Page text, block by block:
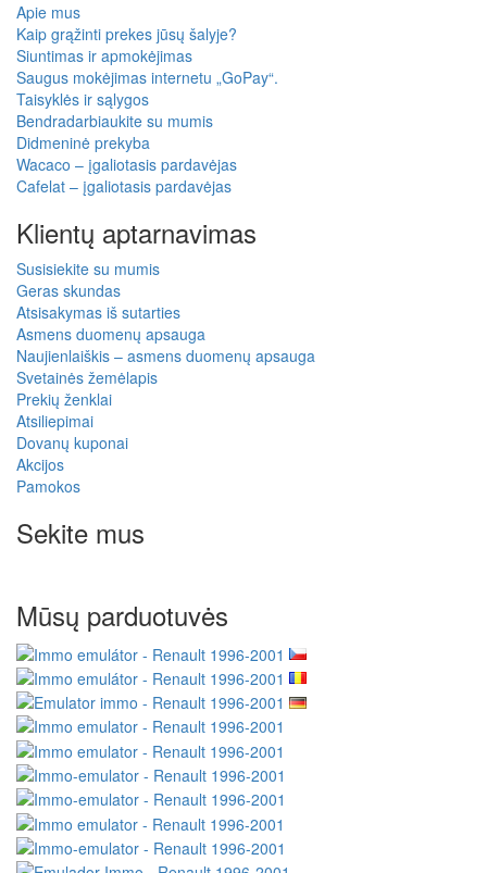
Apie mus
Kaip grąžinti prekes jūsų šalyje?
Siuntimas ir apmokėjimas
Saugus mokėjimas internetu „GoPay“.
Taisyklės ir sąlygos
Bendradarbiaukite su mumis
Didmeninė prekyba
Wacaco – įgaliotasis pardavėjas
Cafelat – įgaliotasis pardavėjas
Klientų aptarnavimas
Susisiekite su mumis
Geras skundas
Atsisakymas iš sutarties
Asmens duomenų apsauga
Naujienlaiškis – asmens duomenų apsauga
Svetainės žemėlapis
Prekių ženklai
Atsiliepimai
Dovanų kuponai
Akcijos
Pamokos
Sekite mus
Mūsų parduotuvės